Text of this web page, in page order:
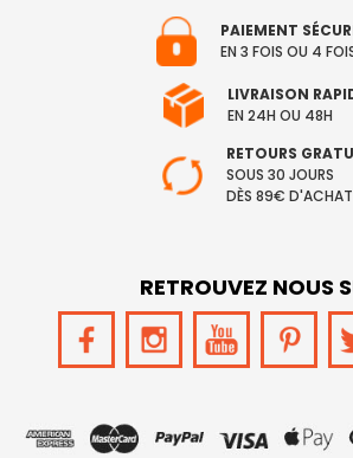
PAIEMENT
EN 3 FOIS OU 4
LIVRAISON
EN 24H OU 48H
RETOURS
SOUS 30 JOURS
DÈS 89€ D'ACHAT
RETROUVEZ NOUS